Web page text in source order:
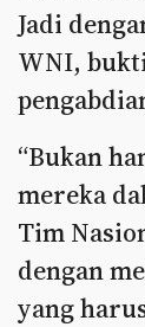
Jadi
WNI,
“Bukan
mereka
Tim
dengan
yang